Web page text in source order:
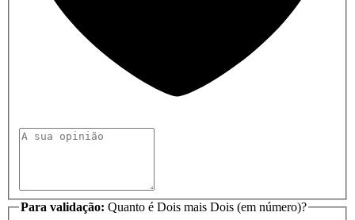
Para validação: Quanto é Dois mais Dois (em número)?